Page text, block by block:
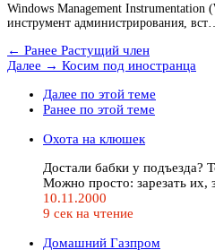
Windows Management
инструмент администрирования, вст…
← Ранее Растущий член
Далее → Косим под иностранца
Далее по этой теме
Ранее по этой теме
Охота на клюшек
Достали бабки у подъезда?
Можно просто: зарезать
10.11.2000
9 сек на чтение
Домашний Газпром